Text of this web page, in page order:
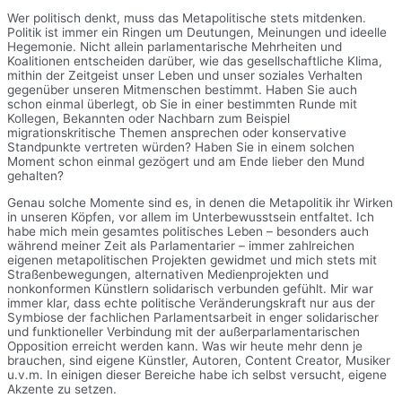
Wer politisch denkt, muss das Metapolitische stets mitdenken.
Politik ist immer ein Ringen um Deutungen, Meinungen und ideelle
Hegemonie. Nicht allein parlamentarische Mehrheiten und
Koalitionen entscheiden darüber, wie das gesellschaftliche Klima,
mithin der Zeitgeist unser Leben und unser soziales Verhalten
gegenüber unseren Mitmenschen bestimmt. Haben Sie auch
schon einmal überlegt, ob Sie in einer bestimmten Runde mit
Kollegen, Bekannten oder Nachbarn zum Beispiel
migrationskritische Themen ansprechen oder konservative
Standpunkte vertreten würden? Haben Sie in einem solchen
Moment schon einmal gezögert und am Ende lieber den Mund
gehalten?
Genau solche Momente sind es, in denen die Metapolitik ihr Wirken
in unseren Köpfen, vor allem im Unterbewusstsein entfaltet. Ich
habe mich mein gesamtes politisches Leben – besonders auch
während meiner Zeit als Parlamentarier – immer zahlreichen
eigenen metapolitischen Projekten gewidmet und mich stets mit
Straßenbewegungen, alternativen Medienprojekten und
nonkonformen Künstlern solidarisch verbunden gefühlt. Mir war
immer klar, dass echte politische Veränderungskraft nur aus der
Symbiose der fachlichen Parlamentsarbeit in enger solidarischer
und funktioneller Verbindung mit der außerparlamentarischen
Opposition erreicht werden kann. Was wir heute mehr denn je
brauchen, sind eigene Künstler, Autoren, Content Creator, Musiker
u.v.m. In einigen dieser Bereiche habe ich selbst versucht, eigene
Akzente zu setzen.